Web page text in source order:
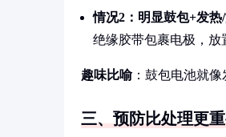
情况2：明显鼓包+发热
绝缘胶带包裹电极，放
趣味比喻：鼓包电池就像
三、预防比处理更